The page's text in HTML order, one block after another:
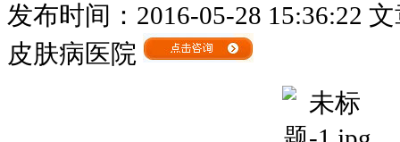
发布时间：2016-05-28 15:36:22 文
皮肤病医院